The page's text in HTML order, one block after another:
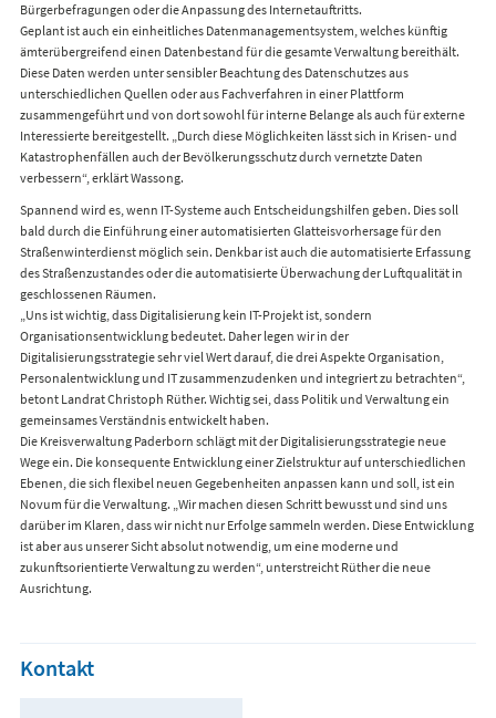
Bürgerbefragungen oder die Anpassung des Internetauftritts.
Geplant ist auch ein einheitliches Datenmanagementsystem, welches künftig
ämterübergreifend einen Datenbestand für die gesamte Verwaltung bereithält.
Diese Daten werden unter sensibler Beachtung des Datenschutzes aus
unterschiedlichen Quellen oder aus Fachverfahren in einer Plattform
zusammengeführt und von dort sowohl für interne Belange als auch für externe
Interessierte bereitgestellt. „Durch diese Möglichkeiten lässt sich in Krisen- und
Katastrophenfällen auch der Bevölkerungsschutz durch vernetzte Daten
verbessern“, erklärt Wassong.
Spannend wird es, wenn IT-Systeme auch Entscheidungshilfen geben. Dies soll
bald durch die Einführung einer automatisierten Glatteisvorhersage für den
Straßenwinterdienst möglich sein. Denkbar ist auch die automatisierte Erfassung
des Straßenzustandes oder die automatisierte Überwachung der Luftqualität in
geschlossenen Räumen.
„Uns ist wichtig, dass Digitalisierung kein IT-Projekt ist, sondern
Organisationsentwicklung bedeutet. Daher legen wir in der
Digitalisierungsstrategie sehr viel Wert darauf, die drei Aspekte Organisation,
Personalentwicklung und IT zusammenzudenken und integriert zu betrachten“,
betont Landrat Christoph Rüther. Wichtig sei, dass Politik und Verwaltung ein
gemeinsames Verständnis entwickelt haben.
Die Kreisverwaltung Paderborn schlägt mit der Digitalisierungsstrategie neue
Wege ein. Die konsequente Entwicklung einer Zielstruktur auf unterschiedlichen
Ebenen, die sich flexibel neuen Gegebenheiten anpassen kann und soll, ist ein
Novum für die Verwaltung. „Wir machen diesen Schritt bewusst und sind uns
darüber im Klaren, dass wir nicht nur Erfolge sammeln werden. Diese Entwicklung
ist aber aus unserer Sicht absolut notwendig, um eine moderne und
zukunftsorientierte Verwaltung zu werden“, unterstreicht Rüther die neue
Ausrichtung.
Kontakt